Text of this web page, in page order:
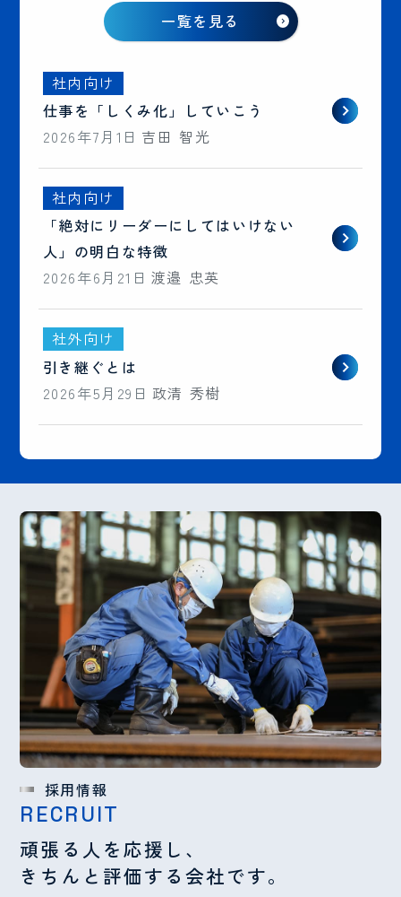
一覧を見る
社内向け
仕事を「しくみ化」していこう
2026年7月1日 吉田 智光
社内向け
「絶対にリーダーにしてはいけない
人」の明白な特徴
2026年6月21日 渡邉 忠英
社外向け
引き継ぐとは
2026年5月29日 政清 秀樹
採用情報
RECRUIT
頑張る人を応援し、
きちんと評価する会社です。